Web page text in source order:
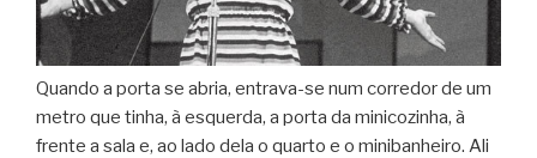
Quando a porta se abria, entrava-se num corredor de um
metro que tinha, à esquerda, a porta da minicozinha, à
frente a sala e, ao lado dela o quarto e o minibanheiro. Ali